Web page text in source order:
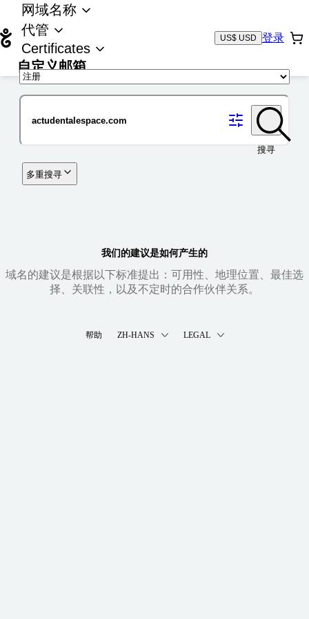
网域名称
代管
Certificates
自定义邮箱
US$ USD 登录
搜寻
多重搜寻
我们的建议是如何产生的
域名的建议是根据以下标准提出：可用性、地理位置、最佳选
择、关联性，以及不定时的合作伙伴关系。
帮助 ZH-HANS LEGAL